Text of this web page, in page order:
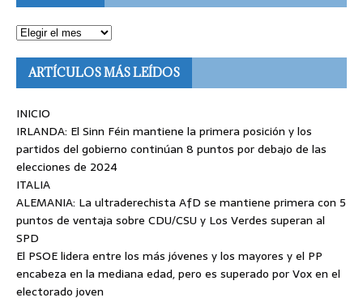
ARTÍCULOS MÁS LEÍDOS
INICIO
IRLANDA: El Sinn Féin mantiene la primera posición y los
partidos del gobierno continúan 8 puntos por debajo de las
elecciones de 2024
ITALIA
ALEMANIA: La ultraderechista AfD se mantiene primera con 5
puntos de ventaja sobre CDU/CSU y Los Verdes superan al
SPD
El PSOE lidera entre los más jóvenes y los mayores y el PP
encabeza en la mediana edad, pero es superado por Vox en el
electorado joven